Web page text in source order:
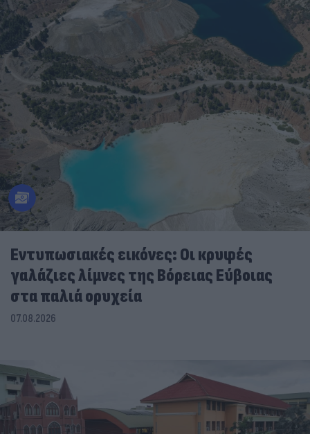
Εντυπωσιακές εικόνες: Οι κρυφές
γαλάζιες λίμνες της Βόρειας Εύβοιας
στα παλιά ορυχεία
07.08.2026